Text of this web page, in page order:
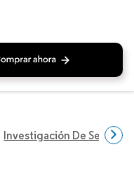
Investigación De